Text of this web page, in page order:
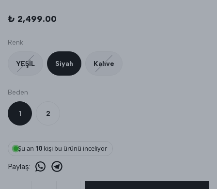
₺ 2,499.00
Renk
YEŞİL Siyah Kahve
Beden
1 2
Şu an 10kişi bu ürünü inceliyor
Paylaş: